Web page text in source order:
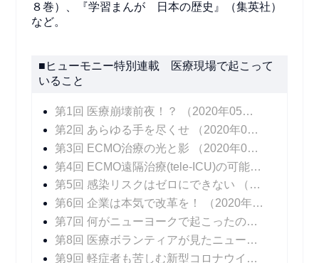
８巻）、『学習まんが 日本の歴史』（集英社）
など。
■ヒューモニー特別連載 医療現場で起こって
いること
第1回 医療崩壊前夜！？
（2020年05月25日 掲載）
第2回 あらゆる手を尽くせ
（2020年06月01日 掲載）
第3回 ECMO治療の光と影
（2020年06月08日 掲載）
第4回 ECMO遠隔治療(tele-ICU)の可能性
第5回 感染リスクはゼロにできない
（2020年06月22日 掲載）
第6回 企業は本気で改革を！
（2020年06月29日 掲載）
第7回 何がニューヨークで起こったのか！？
第8回 医療ボランティアが見たニューヨークの医療崩壊
第9回 軽症者も苦しむ新型コロナウイルス感染症の後遺症